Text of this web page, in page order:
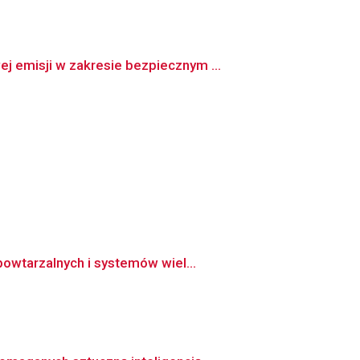
emisji w zakresie bezpiecznym ...
i systemów wiel...